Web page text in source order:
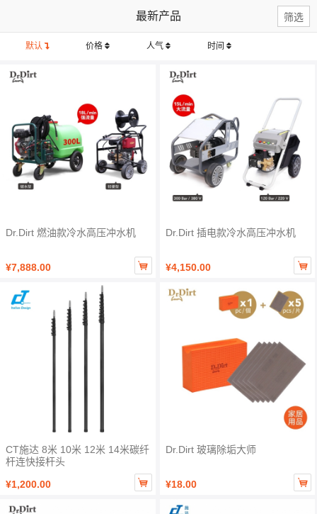
最新产品 筛选
默认 价格 人气 时间
Dr.Dirt 燃油款冷水高压冲水机
¥7,888.00 
Dr.Dirt 插电款冷水高压冲水机
¥4,150.00 
CT施达 8米 10米 12米 14米碳纤
杆连快接杆头
¥1,200.00

Dr.Dirt 玻璃除垢大师
¥18.00 